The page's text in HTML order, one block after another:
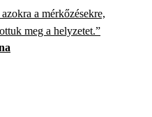
a mérkőzésekre,
meg a helyzetet.”